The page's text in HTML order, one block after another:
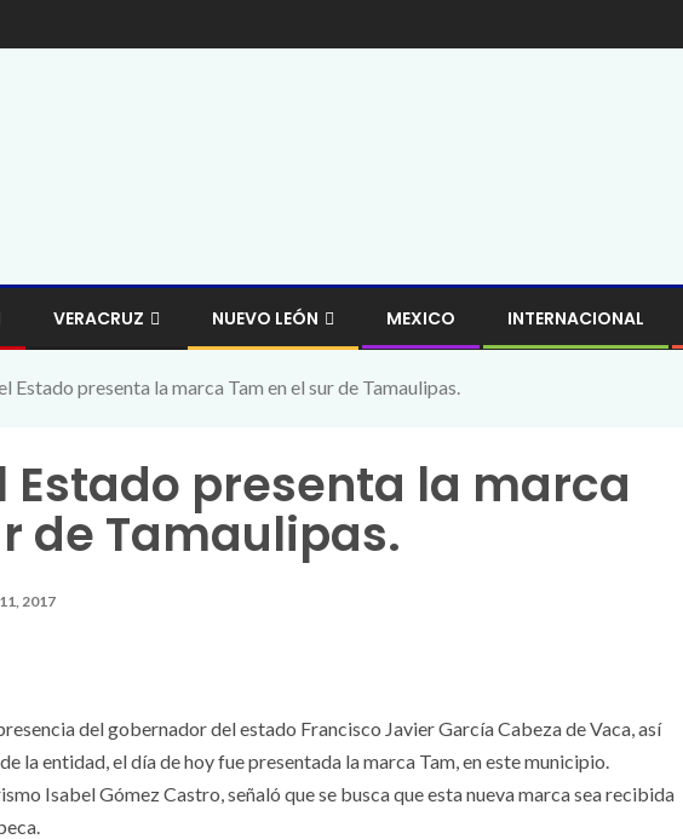
VERACRUZ NUEVO LEÓN MEXICO INTERNACIONAL
Estado presenta la marca Tam en el sur de Tamaulipas.
Estado presenta la marca
de Tamaulipas.
2017
del gobernador del estado Francisco Javier García Cabeza de Vaca, así
la entidad, el día de hoy fue presentada la marca Tam, en este municipio.
Isabel Gómez Castro, señaló que se busca que esta nueva marca sea recibida